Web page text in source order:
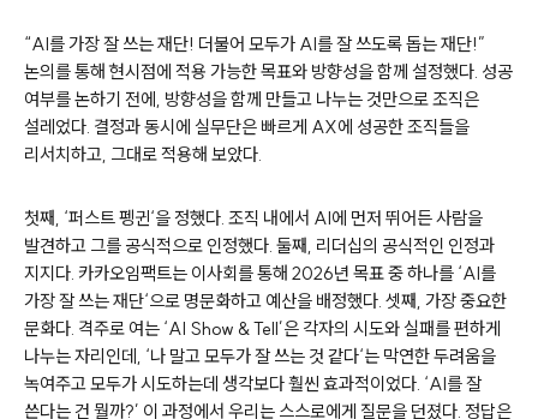
“AI를 가장 잘 쓰는 재단! 더불어 모두가 AI를 잘 쓰도록 돕는 재단!”
논의를 통해 현시점에 적용 가능한 목표와 방향성을 함께 설정했다. 성공
여부를 논하기 전에, 방향성을 함께 만들고 나누는 것만으로 조직은
설레었다. 결정과 동시에 실무단은 빠르게 AX에 성공한 조직들을
리서치하고, 그대로 적용해 보았다.
첫째, ‘퍼스트 펭귄‘을 정했다. 조직 내에서 AI에 먼저 뛰어든 사람을
발견하고 그를 공식적으로 인정했다. 둘째, 리더십의 공식적인 인정과
지지다. 카카오임팩트는 이사회를 통해 2026년 목표 중 하나를 ‘AI를
가장 잘 쓰는 재단‘으로 명문화하고 예산을 배정했다. 셋째, 가장중요한
문화다. 격주로 여는 ‘AI Show & Tell’은 각자의 시도와 실패를 편하게
나누는 자리인데, ‘나 말고 모두가 잘 쓰는 것 같다‘는 막연한 두려움을
녹여주고 모두가 시도하는데 생각보다 훨씬 효과적이었다. ‘AI를 잘
쓴다는 건 뭘까?’ 이 과정에서 우리는 스스로에게 질문을 던졌다. 정답은